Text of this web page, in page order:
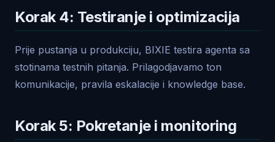
Korak 4: Testiranje i optimizacija
Prije pustanja u produkciju, BIXIE testira agenta sa
stotinama testnih pitanja. Prilagodjavamo ton
komunikacije, pravila eskalacije i knowledge base.
Korak 5: Pokretanje i monitoring